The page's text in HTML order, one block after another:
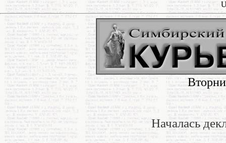
Началась